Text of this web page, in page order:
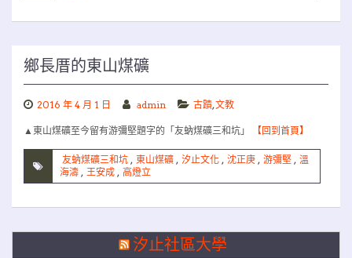
鄉長厝的東山煤礦
2016 年 4 月 1 日 admin 古蹟,文教
▲東山煤礦至今留有游彌堅題字的「友蚋煤礦三和坑」 【回到首頁】
友蚋煤礦三和坑 , 東山煤礦 , 汐止文化 , 沈正庚 , 游彌堅 , 溫
海濤 , 王安成 , 高燈立
汐止社區大學